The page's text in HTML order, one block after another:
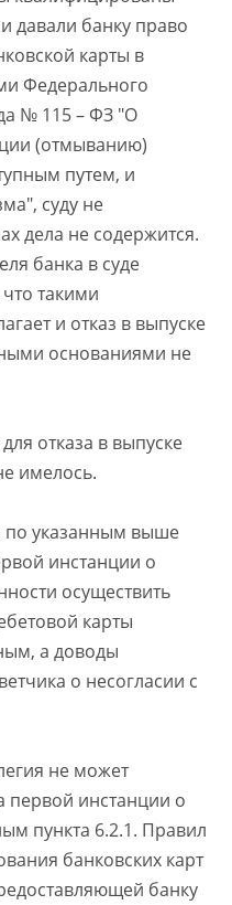
давали банку право
карты в
Федерального
№ 115 – ФЗ "О
(отмыванию)
путем, и
суду не
дела не содержится.
банка в суде
такими
и отказ в выпуске
основаниями не
отказа в выпуске
имелось.
по указанным выше
инстанции о
осуществить
карты
а доводы
о несогласии с
не может
первой инстанции о
пункта 6.2.1. Правил
банковских карт
банку